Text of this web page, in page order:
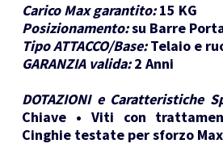
Carico Max garantito: 15 KG
Posizionamento:su Barre
Tipo ATTACCO/Base: Telaio e
GARANZIA valida: 2 Anni
DOTAZIONI e Caratteristiche
Chiave • Viti con
Cinghie testate per sforzo